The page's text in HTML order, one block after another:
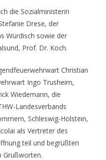
die Sozialministerin
Drese, der
Würdisch sowie der
Prof. Dr. Koch.
Christian
Ingo Trusheim,
Wiedemann, die
Landesverbands
Schleswig-Holstein,
als Vertreter des
teil und begrüßten
Grußworten.